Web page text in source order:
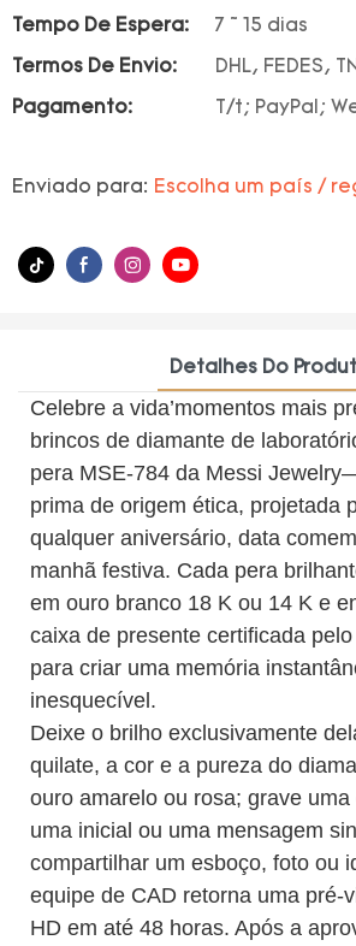
Tempo De Espera: 7 ~ 15 dias
Termos De Envio: DHL, FEDES,
Pagamento: T/t; PayPal;
Enviado para: Escolha um país /
Detalhes Do
Celebre a vida’momentos mais
brincos de diamante de
pera MSE-784 da Messi
prima de origem ética, projetada
qualquer aniversário, data
manhã festiva. Cada pera
em ouro branco 18 K ou 14 K e
caixa de presente certificada
para criar uma memória
inesquecível.
Deixe o brilho exclusivamente
quilate, a cor e a pureza do
ouro amarelo ou rosa; grave uma
uma inicial ou uma mensagem
compartilhar um esboço, foto ou
equipe de CAD retorna uma pré-
HD em até 48 horas. Após a